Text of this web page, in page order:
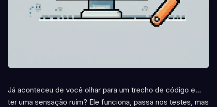
Já aconteceu de você olhar para um trecho de código e…
ter uma sensação ruim? Ele funciona, passa nos testes, mas